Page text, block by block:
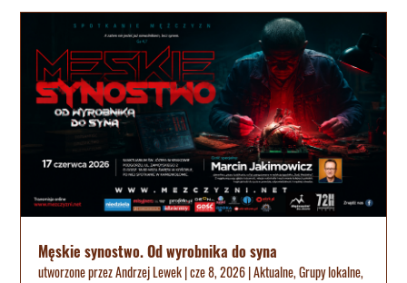
Męskie synostwo. Od wyrobnika do syna
utworzone przezAndrzej Lewek|cze 8, 2026|Aktualne,Grupy lokalne,